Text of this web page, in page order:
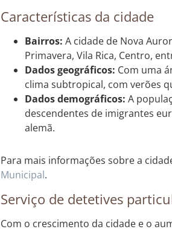
Características da cidade
Bairros: A cidade de Nova
Primavera, Vila Rica, Centro,
Dados geográficos: Com uma
clima subtropical, com verões
Dados demográficos: A
descendentes de imigrantes
alemã.
Para mais informações sobre a
Municipal.
Serviço de detetives
Com o crescimento da cidade e o